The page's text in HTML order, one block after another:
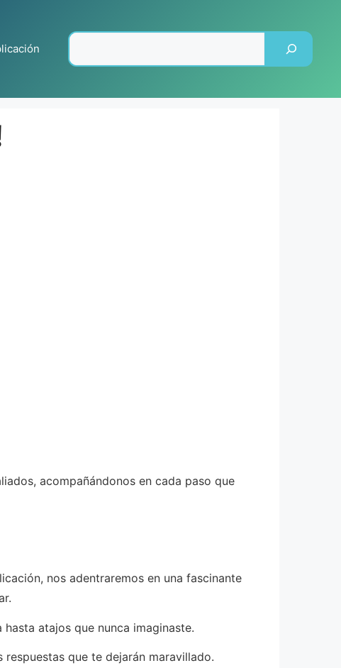
acompañándonos en cada paso que
nos adentraremos en una fascinante
atajos que nunca imaginaste.
que te dejarán maravillado.